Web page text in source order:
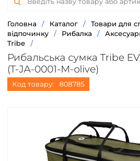
Головна / Каталог /
Товари для
відпочинку
/ Рибалка /
Tribe
/
Рибальська сумка Tribe
(T-JA-0001-M-olive)
Код товару: 808785